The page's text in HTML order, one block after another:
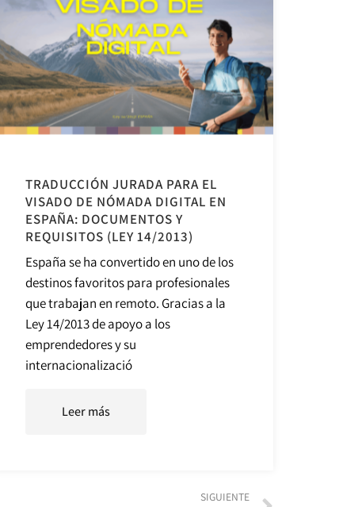
TRADUCCIÓN JURADA PARA EL
VISADO DE NÓMADA DIGITAL EN
ESPAÑA: DOCUMENTOS Y
REQUISITOS (LEY 14/2013)
España se ha convertido en uno de los
destinos favoritos para profesionales
que trabajan en remoto. Gracias a la
Ley 14/2013 de apoyo a los
emprendedores y su
internacionalizació
Leer más
SIGUIENTE